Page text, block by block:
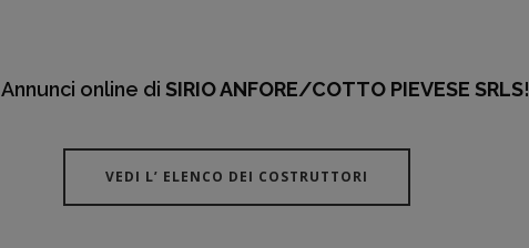
Annunci online di SIRIO ANFORE/COTTO PIEVESE SRLS!
VEDI L’ ELENCO DEI COSTRUTTORI